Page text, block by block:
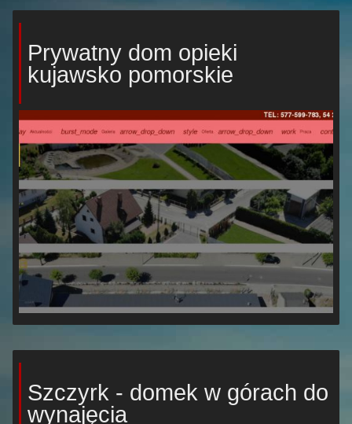
Prywatny dom opieki
kujawsko pomorskie
Szczyrk - domek w górach do
wynajęcia